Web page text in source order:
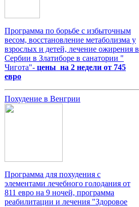
Программа по борьбе с избыточным
весом, восстановление метаболизма у
взрослых и детей, лечение ожирения в
Сербии в Златиборе в санатории "
Чигота"- цены на 2 недели от 745
евро
Похудение в Венгрии
Программа для похудения с
элементами лечебного голодания от
811 евро на 9 ночей, программа
реабилитации и лечения "Здоровое